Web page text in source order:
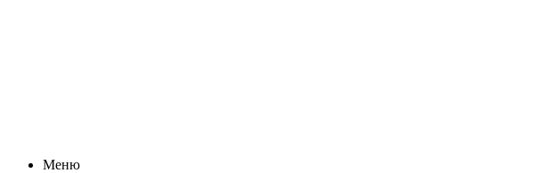
Меню